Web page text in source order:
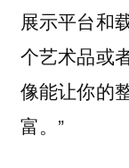
展示平台和
个艺术品或
像能让你的
富。”